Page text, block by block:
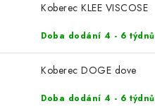
ZAHRADA
Koberec KLEE VISCOSE
Doba dodání 4 - 6 týdnů
Koberec DOGE dove
Doba dodání 4 - 6 týdnů